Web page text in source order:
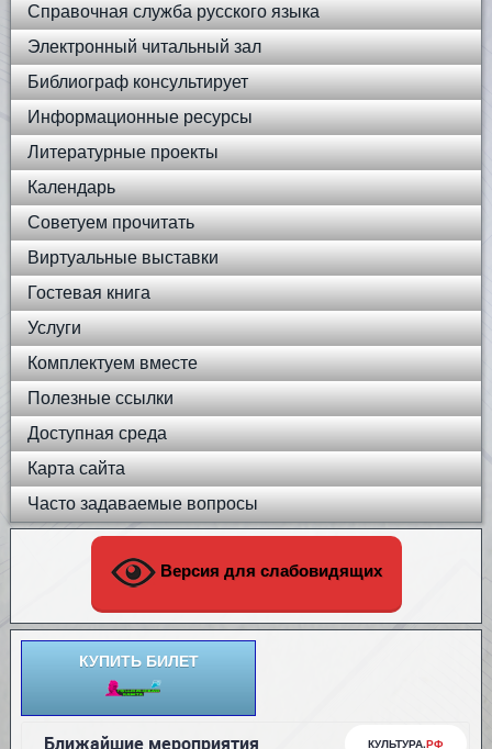
Справочная служба русского языка
Электронный читальный зал
Библиограф консультирует
Информационные ресурсы
Литературные проекты
Календарь
Советуем прочитать
Виртуальные выставки
Гостевая книга
Услуги
Комплектуем вместе
Полезные ссылки
Доступная среда
Карта сайта
Часто задаваемые вопросы
Версия для слабовидящих
КУПИТЬ БИЛЕТ